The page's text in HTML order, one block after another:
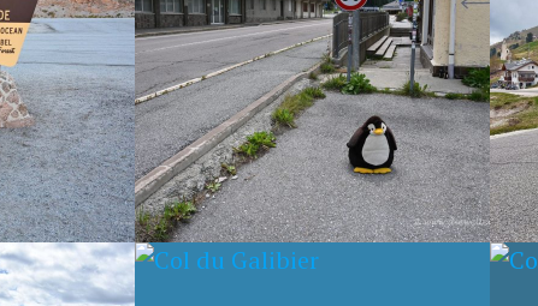
6. AUGUST 2014 6.